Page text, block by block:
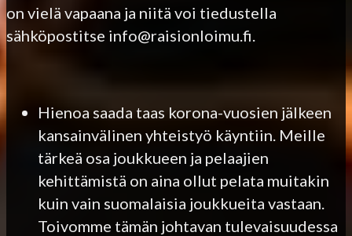
on vielä vapaana ja niitä voi tiedustella
sähköpostitse info@raisionloimu.fi.
Hienoa saada taas korona-vuosien jälkeen
kansainvälinen yhteistyö käyntiin. Meille
tärkeä osa joukkueen ja pelaajien
kehittämistä on aina ollut pelata muitakin
kuin vain suomalaisia joukkueita vastaan.
Toivomme tämän johtavan tulevaisuudessa